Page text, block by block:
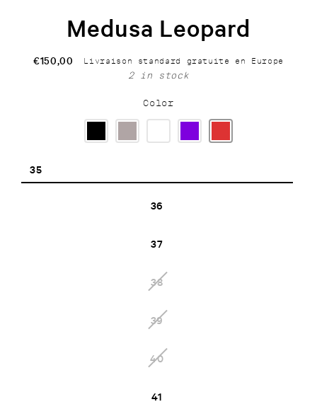
Medusa Leopard
Regular
price
€150,00 Livraison standard gratuite en Europe
2 in stock
Color
35
36
37
38
39
40
41